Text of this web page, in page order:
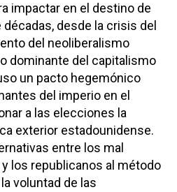
impactar en el destino de
décadas, desde la crisis del
del neoliberalismo
dominante del capitalismo
un pacto hegemónico
del imperio en el
a las elecciones la
exterior estadounidense.
entre los mal
y los republicanos al método
voluntad de las